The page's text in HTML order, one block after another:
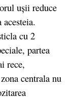
uşii reduce
cu 2
partea
rece,
centrala nu